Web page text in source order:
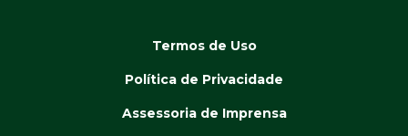
Termos de Uso
Política de Privacidade
Assessoria de Imprensa